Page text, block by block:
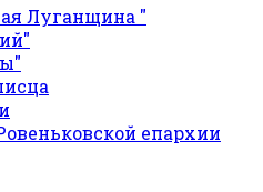
Луганщина "
епархии